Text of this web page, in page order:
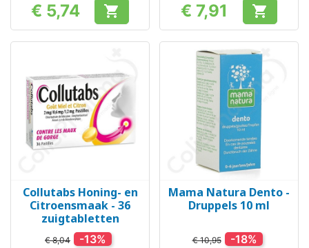
Prijs
€ 5,74  Prijs
€ 7,91 
Collutabs Honing- en
Citroensmaak - 36
zuigtabletten
€ 8,04 -13%
Mama Natura Dento -
Druppels 10 ml
€ 10,95 -18%